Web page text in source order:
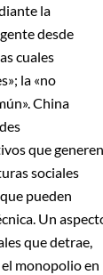
la
desde
cuales
la «no
China
que generen
sociales
pueden
Un
que detrae,
monopolio en